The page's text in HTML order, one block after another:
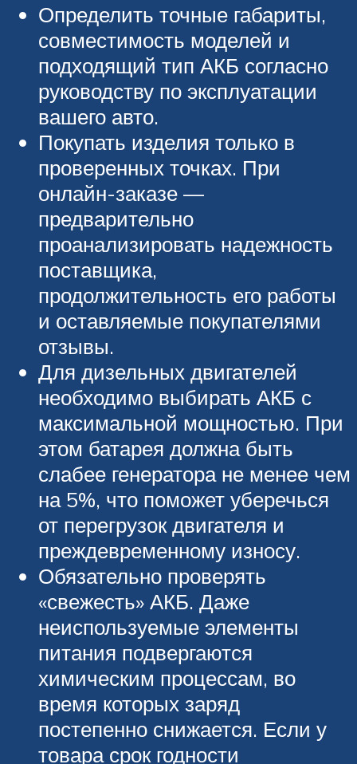
Определить точные габариты,
совместимость моделей и
подходящий тип АКБ согласно
руководству по эксплуатации
вашего авто.
Покупать изделия только в
проверенных точках. При
онлайн-заказе —
предварительно
проанализировать надежность
поставщика,
продолжительность его работы
и оставляемые покупателями
отзывы.
Для дизельных двигателей
необходимо выбирать АКБ с
максимальной мощностью. При
этом батарея должна быть
слабее генератора не менее чем
на 5%, что поможет уберечься
от перегрузок двигателя и
преждевременному износу.
Обязательно проверять
«свежесть» АКБ. Даже
неиспользуемые элементы
питания подвергаются
химическим процессам, во
время которых заряд
постепенно снижается. Если у
товара срок годности